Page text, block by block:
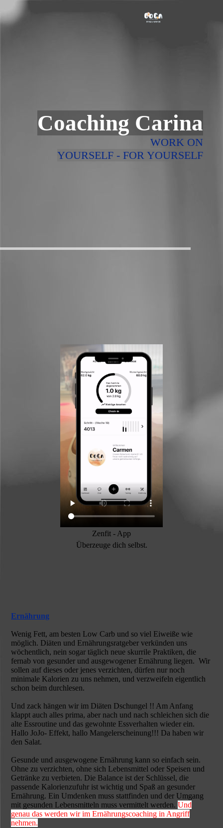
Coaching Carina
WORK ON
YOURSELF - FOR YOURSELF
Zenfit - App
Überzeuge dich selbst.
Ernährung
Wenig Fett, am besten Low Carb und so viel Eiweiße wie
möglich. Diäten und Ernährungsratgeber verkünden uns
wöchentlich, nein sogar täglich neue skurrile Praktiken, die
fernab von gesunder und ausgewogener Ernährung liegen. Wir
sollen auf dieses oder jenes verzichten, dürfen nur noch
minimale Kalorien zu uns nehmen, und verzweifeln eigentlich
schon beim durchlesen.
Und zack hängen wir im Diäten Dschungel !! Am Anfang
klappt auch alles prima, aber nach und nach schleichen sich die
alte Essroutine und das gewohnte Essverhalten wieder ein.
Hallo JoJo- Effekt, hallo Mangelerscheinung!!! Da haben wir
den Salat.
Gesunde und ausgewogene Ernährung kann so einfach sein.
Ohne zu verzichten, ohne sich Lebensmittel oder Speisen und
Getränke zu verbieten. Die Balance ist der Schlüssel, die
passende Kalorienzufuhr ist wichtig und Spaß an gesunder
Ernährung. Ein Umdenken muss stattfinden und der Umgang
mit gesunden Lebensmitteln muss vermittelt werden.Und
genau das werden wir im Ernährungscoaching in Angriff
nehmen.